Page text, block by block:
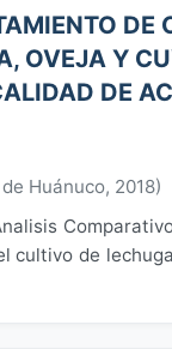
DE
OVEJA Y
DE
Huánuco, 2018)
cultivo de